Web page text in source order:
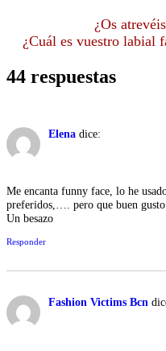
¿Os
¿Cuál es vuestro labial
44 respuestas
Elena dice:
Me encanta funny face, lo he
preferidos,…. pero que buen
Un besazo
Responder
Fashion Victims Bcn